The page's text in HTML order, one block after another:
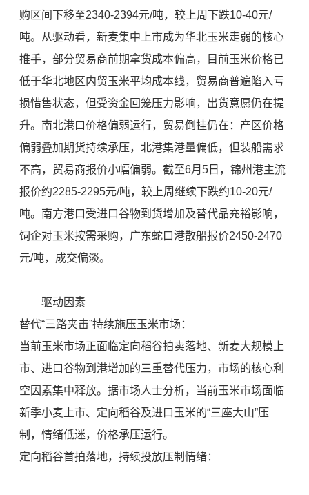
购区间下移至2340-2394元/吨，较上周下跌10-40元/
吨。从驱动看，新麦集中上市成为华北玉米走弱的核心
推手，部分贸易商前期拿货成本偏高，目前玉米价格已
低于华北地区内贸玉米平均成本线，贸易商普遍陷入亏
损惜售状态，但受资金回笼压力影响，出货意愿仍在提
升。南北港口价格偏弱运行，贸易倒挂仍在：产区价格
偏弱叠加期货持续承压，北港集港量偏低，但装船需求
不高，贸易商报价小幅偏弱。截至6月5日，锦州港主流
报价约2285-2295元/吨，较上周继续下跌约10-20元/
吨。南方港口受进口谷物到货增加及替代品充裕影响，
饲企对玉米按需采购，广东蛇口港散船报价2450-2470
元/吨，成交偏淡。
驱动因素
替代“三路夹击”持续施压玉米市场：
当前玉米市场正面临定向稻谷拍卖落地、新麦大规模上
市、进口谷物到港增加的三重替代压力，市场的核心利
空因素集中释放。据市场人士分析，当前玉米市场面临
新季小麦上市、定向稻谷及进口玉米的“三座大山”压
制，情绪低迷，价格承压运行。
定向稻谷首拍落地，持续投放压制情绪：